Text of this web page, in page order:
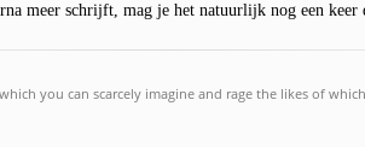
meer schrijft, mag je het natuurlijk nog een keer
you can scarcely imagine and rage the likes of